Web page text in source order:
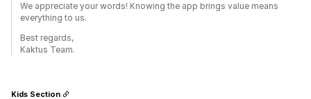
We appreciate your words! Knowing the app brings value means
everything to us.
Best regards,
Kaktus Team.
Kids Section